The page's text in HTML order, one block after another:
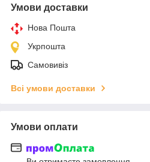
Умови доставки
Нова Пошта
Укрпошта
Самовивіз
Всі умови доставки
Умови оплати